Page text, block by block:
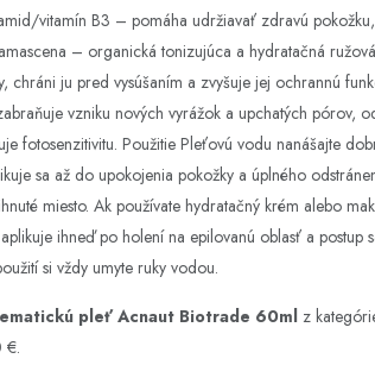
vitamín B3 – pomáha udržiavať zdravú
– organická tonizujúca a hydratačná
ju pred vysúšaním a zvyšuje jej ochrannú
vzniku nových vyrážok a upchatých pórov,
fotosenzitivitu. Použitie Pleťovú vodu nanášajte
sa až do upokojenia pokožky a úplného
miesto. Ak používate hydratačný krém alebo
ihneď po holení na epilovanú oblasť a
si vždy umyte ruky vodou.
pleť Acnaut Biotrade 60ml z
€.